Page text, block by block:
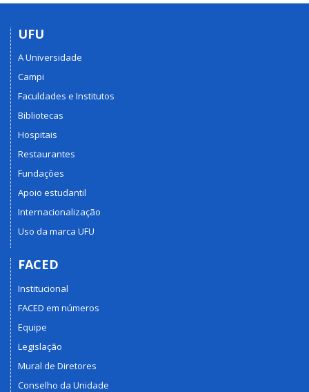
UFU
A Universidade
Campi
Faculdades e Institutos
Bibliotecas
Hospitais
Restaurantes
Fundações
Apoio estudantil
Internacionalização
Uso da marca UFU
FACED
Institucional
FACED em números
Equipe
Legislação
Mural de Diretores
Conselho da Unidade